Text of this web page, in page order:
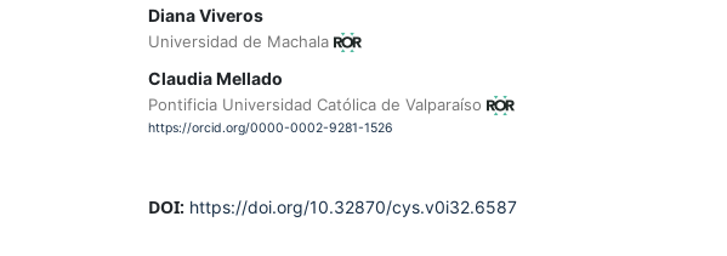
Diana Viveros
Universidad de Machala
Claudia Mellado
Pontificia Universidad Católica de Valparaíso
https://orcid.org/0000-0002-9281-1526
DOI: https://doi.org/10.32870/cys.v0i32.6587